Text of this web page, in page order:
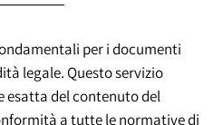
per i documenti
legale. Questo servizio
esatta del contenuto del
a tutte le normative di